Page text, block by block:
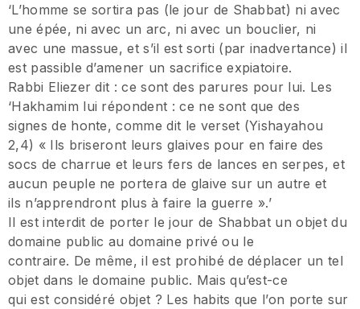
‘L’homme se sortira pas (le jour de Shabbat) ni avec
une épée, ni avec un arc, ni avec un bouclier, ni
avec une massue, et s’il est sorti (par inadvertance) il
est passible d’amener un sacrifice expiatoire.
Rabbi Eliezer dit : ce sont des parures pour lui. Les
‘Hakhamim lui répondent : ce ne sont que des
signes de honte, comme dit le verset (Yishayahou
2,4) « Ils briseront leurs glaives pour en faire des
socs de charrue et leurs fers de lances en serpes, et
aucun peuple ne portera de glaive sur un autre et
ils n’apprendront plus à faire la guerre ».’
Il est interdit de porter le jour de Shabbat un objet du
domaine public au domaine privé ou le
contraire. De même, il est prohibé de déplacer un tel
objet dans le domaine public. Mais qu’est-ce
qui est considéré objet ? Les habits que l’on porte sur